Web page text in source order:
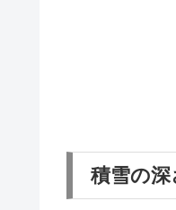
積雪の深